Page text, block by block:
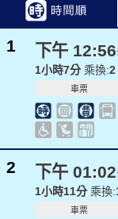
1 下午 12:56
1小時7分 乘換:2
車票
2 下午 01:02
1小時11分 乘換:
車票